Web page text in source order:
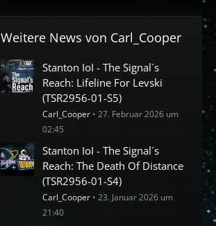
Weitere News von Carl_Cooper
Stanton IoI - The Signal´s
Reach: Lifeline For Levski
(TSR2956-01-S5)
Carl_Cooper
27. Februar 2026 um
02:45
Stanton IoI - The Signal´s
Reach: The Death Of Distance
(TSR2956-01-S4)
Carl_Cooper
23. Januar 2026 um
21:40